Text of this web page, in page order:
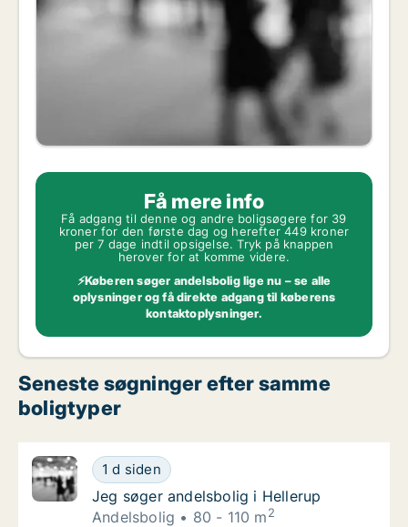
Få mere info
Få adgang til denne og andre boligsøgere for 39
kroner for den første dag og herefter 449 kroner
per 7 dage indtil opsigelse. Tryk på knappen
herover for at komme videre.
⚡Køberen søger andelsbolig lige nu – se alle
oplysninger og få direkte adgang til køberens
kontaktoplysninger.
Seneste søgninger efter samme
boligtyper
Jeg søger andelsbolig i Hellerup
1 d siden
Jeg søger andelsbolig i Hellerup
Jeg søger andelsbolig i Hellerup
Andelsbolig
80 - 110 m2